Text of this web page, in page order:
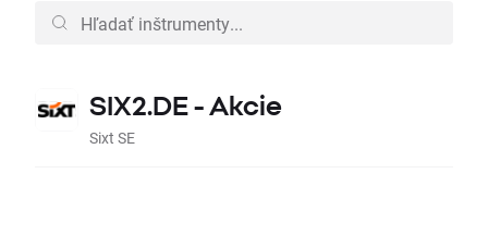
SIX2.DE - Akcie
Sixt SE